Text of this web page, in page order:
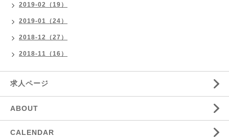
2019-02（19）
2019-01（24）
2018-12（27）
2018-11（16）
求人ページ
ABOUT
CALENDAR